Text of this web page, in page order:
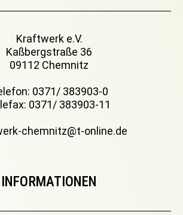
Kraftwerk e.V.
Kaßbergstraße 36
09112 Chemnitz
0371/ 383903-0
0371/ 383903-11
chemnitz@t-online.de
INFORMATIONEN